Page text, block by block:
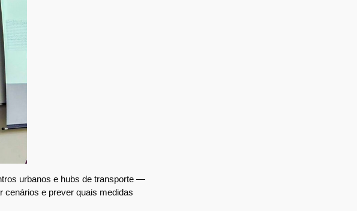
urbanos e hubs de transporte —
cenários e prever quais medidas